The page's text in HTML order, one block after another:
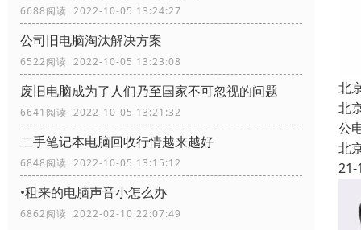
6688阅读 2022-10-05 13:24:27
公司旧电脑淘汰解决方案
6522阅读 2022-10-05 13:23:08
废旧电脑成为了人们乃至国家不可忽视的问题
6641阅读 2022-10-05 13:21:32
二手笔记本电脑回收行情越来越好
6848阅读 2022-10-05 13:15:12
•租来的电脑声音小怎么办
6862阅读 2022-02-10 22:07:49
北
北
公
北
21-